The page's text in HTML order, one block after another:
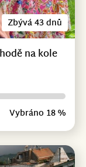
Zbývá 43 dnů
na kole
Vybráno 18 %